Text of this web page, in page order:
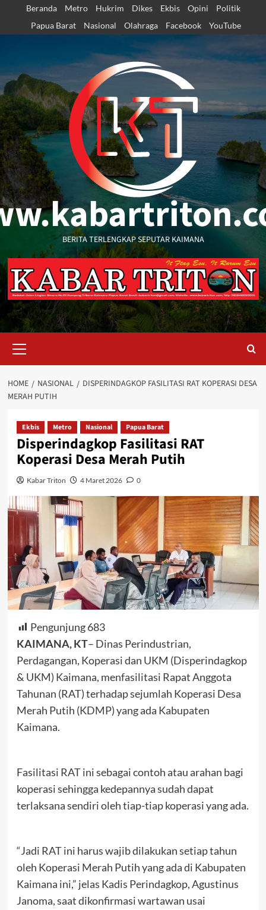
content
Beranda Metro Hukrim Dikes Ekbis Opini
Politik
Papua Barat
Nasional Olahraga Facebook YouTube
BERITA TERLENGKAP SEPUTAR KAIMANA
Menu
HOME NASIONAL
DISPERINDAGKOP FASILITASI RAT KOPERASI DESA
MERAH PUTIH
Ekbis Metro Nasional Papua Barat
Disperindagkop Fasilitasi RAT
Koperasi Desa Merah Putih
Kabar Triton 4 Maret 2026 0
Pengunjung 683
KAIMANA, KT– Dinas Perindustrian,
Perdagangan, Koperasi dan UKM (Disperindagkop
& UKM) Kaimana, menfasilitasi Rapat Anggota
Tahunan (RAT) terhadap sejumlah Koperasi Desa
Merah Putih (KDMP) yang ada Kabupaten
Kaimana.
Fasilitasi RAT ini sebagai contoh atau arahan bagi
koperasi sehingga kedepannya sudah dapat
terlaksana sendiri oleh tiap-tiap koperasi yang ada.
“Jadi RAT ini harus wajib dilakukan setiap tahun
oleh Koperasi Merah Putih yang ada di Kabupaten
Kaimana ini,” jelas Kadis Perindagkop, Agustinus
Janoma, saat dikonfirmasi wartawan usai